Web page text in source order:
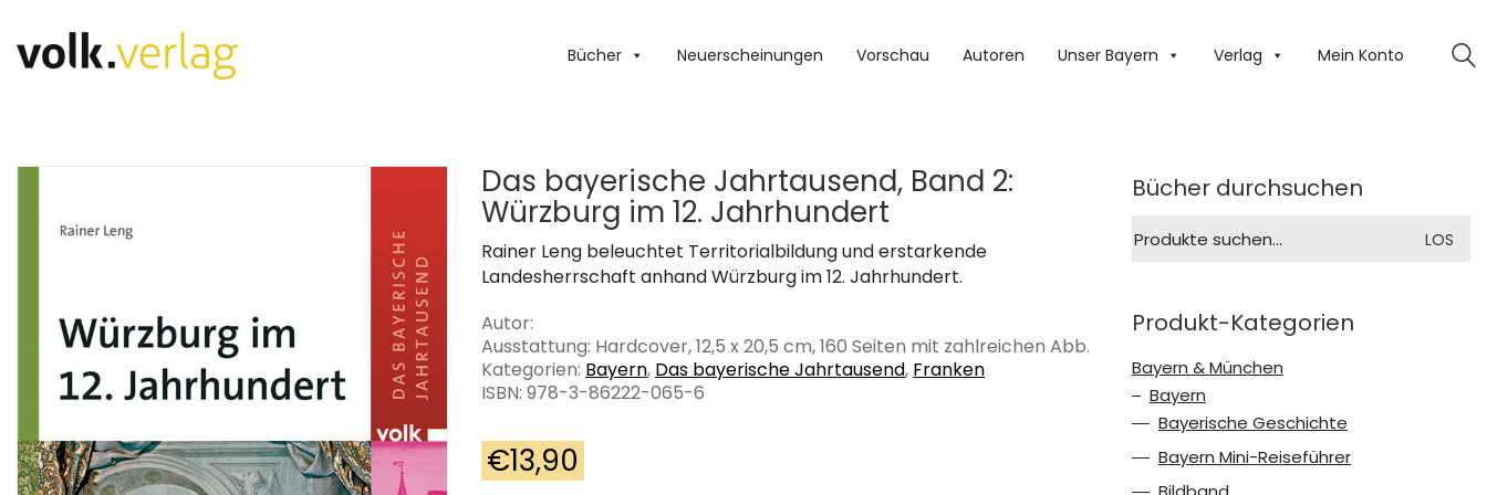
Bücher Neuerscheinungen Vorschau Autoren Unser Bayern Verlag Mein Konto
Das bayerische Jahrtausend, Band 2:
Würzburg im 12. Jahrhundert
Rainer Leng beleuchtet Territorialbildung und erstarkende
Landesherrschaft anhand Würzburg im 12. Jahrhundert.
Autor:
Ausstattung: Hardcover, 12,5 x 20,5 cm, 160 Seiten mit zahlreichen Abb.
Kategorien: Bayern, Das bayerische Jahrtausend, Franken
ISBN: 978-3-86222-065-6
€13,90
Bücher durchsuchen
nach:
LOS
Produkt-Kategorien
Bayern & München
Bayern
Bayerische Geschichte
Bayern Mini-Reiseführer